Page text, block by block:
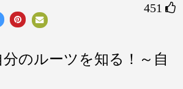
451 
のルーツを知る！～自